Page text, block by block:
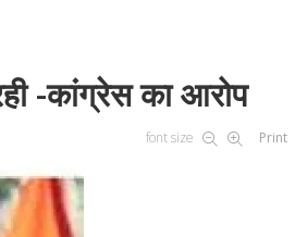
-कांग्रेस का आरोप
font size Print